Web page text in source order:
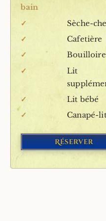
bain
✓
Sèche-
✓
Cafetière
✓
Bouilloire
✓
Lit
✓
Lit bébé
✓
Canapé-
Réserver